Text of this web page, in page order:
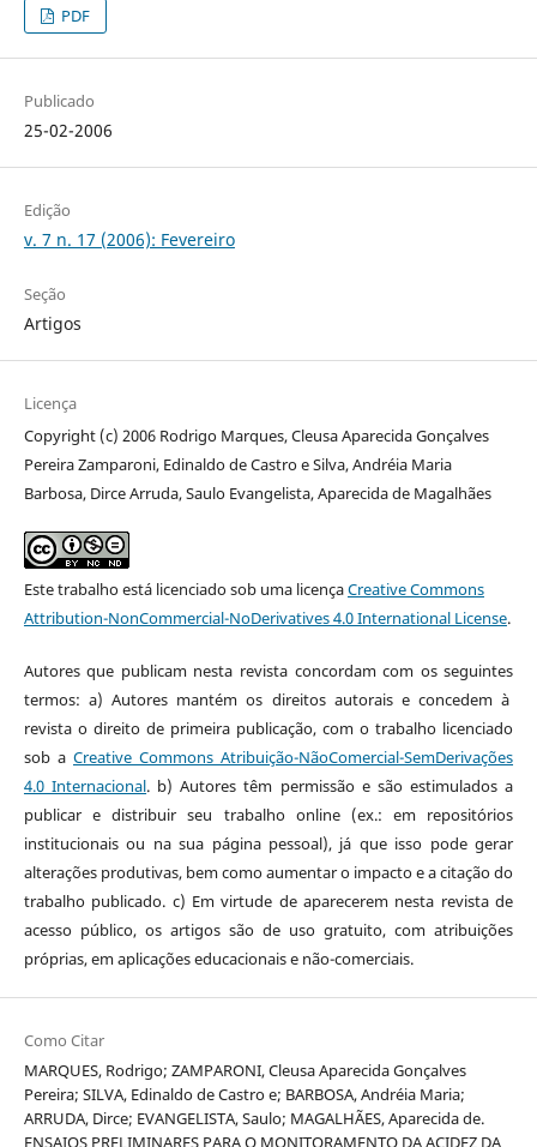
PDF
Publicado
25-02-2006
Edição
v. 7 n. 17 (2006): Fevereiro
Seção
Artigos
Licença
Copyright (c) 2006 Rodrigo Marques, Cleusa Aparecida Gonçalves
Pereira Zamparoni, Edinaldo de Castro e Silva, Andréia Maria
Barbosa, Dirce Arruda, Saulo Evangelista, Aparecida de Magalhães
Este trabalho está licenciado sob uma licençaCreative Commons
Attribution-NonCommercial-NoDerivatives 4.0 International License.
Autores que publicam nesta revista concordam com os seguintes
termos: a) Autores mantém os direitos autorais e concedem à
revista o direito de primeira publicação, com o trabalho licenciado
sob a Creative Commons Atribuição-NãoComercial-SemDerivações
4.0 Internacional. b) Autores têm permissão e são estimulados a
publicar e distribuir seu trabalho online (ex.: em repositórios
institucionais ou na sua página pessoal), já que isso pode gerar
alterações produtivas, bem como aumentar o impacto e a citação do
trabalho publicado. c) Em virtude de aparecerem nesta revista de
acesso público, os artigos são de uso gratuito, com atribuições
próprias, em aplicações educacionais e não-comerciais.
Como Citar
MARQUES, Rodrigo; ZAMPARONI, Cleusa Aparecida Gonçalves
Pereira; SILVA, Edinaldo de Castro e; BARBOSA, Andréia Maria;
ARRUDA, Dirce; EVANGELISTA, Saulo; MAGALHÃES, Aparecida de.
ENSAIOS PRELIMINARES PARA O MONITORAMENTO DA ACIDEZ DA